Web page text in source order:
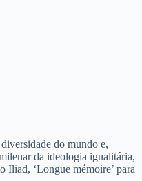
do mundo e,
da ideologia igualitária,
Iliad, ‘Longue mémoire’ para